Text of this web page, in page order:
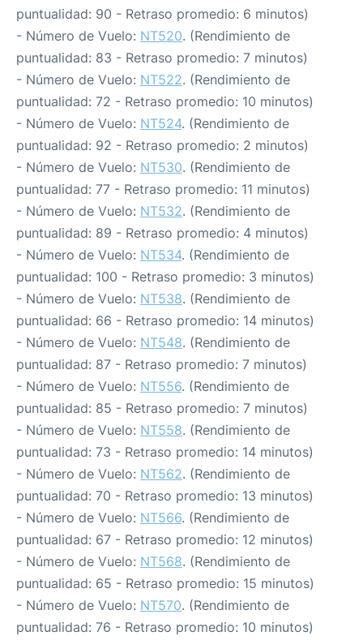
puntualidad: 90 - Retraso promedio: 6 minutos)
- Número de Vuelo: NT520. (Rendimiento de
puntualidad: 83 - Retraso promedio: 7 minutos)
- Número de Vuelo: NT522. (Rendimiento de
puntualidad: 72 - Retraso promedio: 10 minutos)
- Número de Vuelo: NT524. (Rendimiento de
puntualidad: 92 - Retraso promedio: 2 minutos)
- Número de Vuelo: NT530. (Rendimiento de
puntualidad: 77 - Retraso promedio: 11 minutos)
- Número de Vuelo: NT532. (Rendimiento de
puntualidad: 89 - Retraso promedio: 4 minutos)
- Número de Vuelo: NT534. (Rendimiento de
puntualidad: 100 - Retraso promedio: 3 minutos)
- Número de Vuelo: NT538. (Rendimiento de
puntualidad: 66 - Retraso promedio: 14 minutos)
- Número de Vuelo: NT548. (Rendimiento de
puntualidad: 87 - Retraso promedio: 7 minutos)
- Número de Vuelo: NT556. (Rendimiento de
puntualidad: 85 - Retraso promedio: 7 minutos)
- Número de Vuelo: NT558. (Rendimiento de
puntualidad: 73 - Retraso promedio: 14 minutos)
- Número de Vuelo: NT562. (Rendimiento de
puntualidad: 70 - Retraso promedio: 13 minutos)
- Número de Vuelo: NT566. (Rendimiento de
puntualidad: 67 - Retraso promedio: 12 minutos)
- Número de Vuelo: NT568. (Rendimiento de
puntualidad: 65 - Retraso promedio: 15 minutos)
- Número de Vuelo: NT570. (Rendimiento de
puntualidad: 76 - Retraso promedio: 10 minutos)